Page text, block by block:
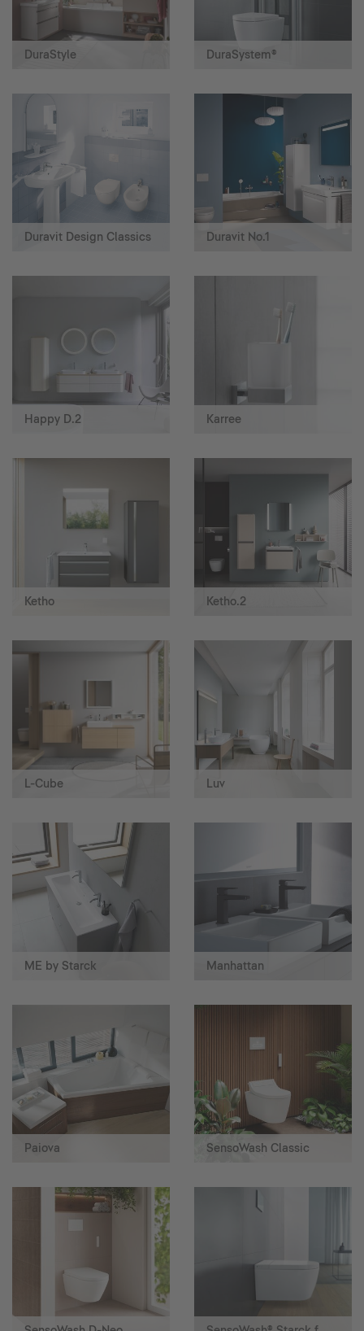
DuraStyle DuraSystem®
Duravit Design Classics Duravit No.1
Happy D.2 Karree
Ketho Ketho.2
L-Cube Luv
ME by Starck Manhattan
Paiova SensoWash Classic